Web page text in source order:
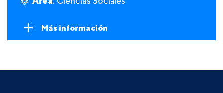
Más información